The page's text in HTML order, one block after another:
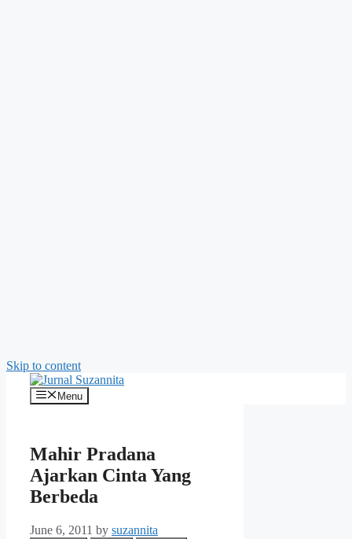
Skip to content
Menu
Mahir Pradana
Ajarkan Cinta Yang
Berbeda
June 6, 2011 by suzannita